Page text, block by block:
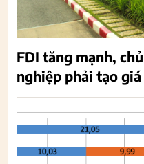
FDI tăng mạnh,
nghiệp phải tạo